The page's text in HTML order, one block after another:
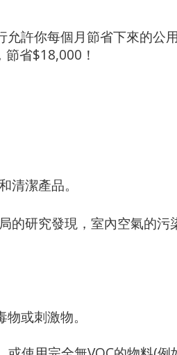
許你每個月節省下來的公
省$18,000！
潔產品。
研究發現，室內空氣的
或刺激物。